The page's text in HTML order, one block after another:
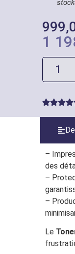
1
–
des
–
–
Le